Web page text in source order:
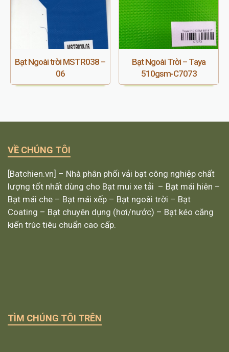
Bạt Ngoài trời MSTR038 –
06
Bạt Ngoài Trời – Taya
510gsm-C7073
VỀ CHÚNG TÔI
[Batchien.vn] – Nhà phân phối vải bạt công nghiệp chất
lượng tốt nhất dùng cho Bạt mui xe tải – Bạt mái hiên –
Bạt mái che – Bạt mái xếp – Bạt ngoài trời – Bạt
Coating – Bạt chuyên dụng (hơi/nước) – Bạt kéo căng
kiến trúc tiêu chuẩn cao cấp.
TÌM CHÚNG TÔI TRÊN